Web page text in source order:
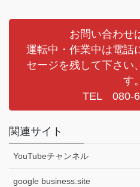
お問い合わせ
運転中・作業中は電話
セージを残して下さい
す。
TEL 080-
関連サイト
YouTubeチャンネル
google business.site